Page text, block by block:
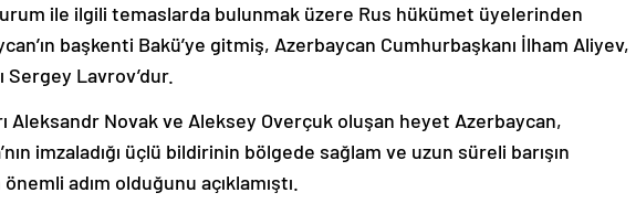
ile ilgili temaslarda bulunmak üzere Rus hükümet üyelerinden
başkenti Bakü’ye gitmiş, Azerbaycan Cumhurbaşkanı İlham Aliyev,
Sergey Lavrov’dur.
Aleksandr Novak ve Aleksey Overçuk oluşan heyet Azerbaycan,
imzaladığı üçlü bildirinin bölgede sağlam ve uzun süreli barışın
önemli adım olduğunu açıklamıştı.